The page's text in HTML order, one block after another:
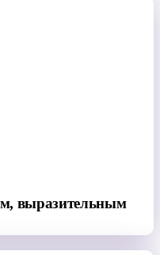
выразительным